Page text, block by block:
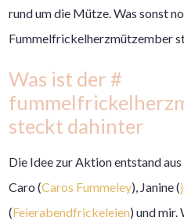
rund um die Mütze. Was sonst
Fummelfrickelherzmützember
Was ist der #
steckt dahinter
Die Idee zur Aktion entstand
Caro (Caros Fummeley), Janine (
(Feierabendfrickeleien) und mir.